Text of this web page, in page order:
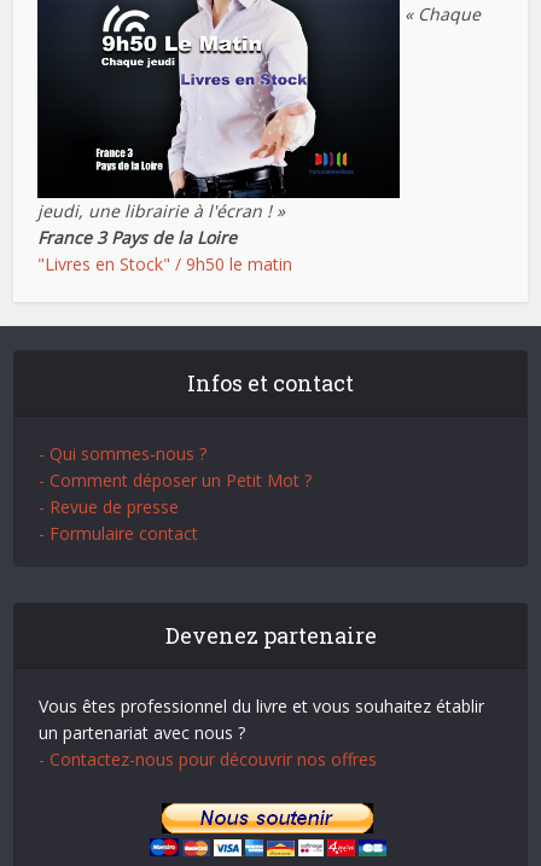
« Chaque
jeudi, une librairie à l'écran ! »
France 3 Pays de la Loire
"Livres en Stock" / 9h50 le matin
Infos et contact
- Qui sommes-nous ?
- Comment déposer un Petit Mot ?
- Revue de presse
- Formulaire contact
Devenez partenaire
Vous êtes professionnel du livre et vous souhaitez établir
un partenariat avec nous ?
- Contactez-nous pour découvrir nos offres